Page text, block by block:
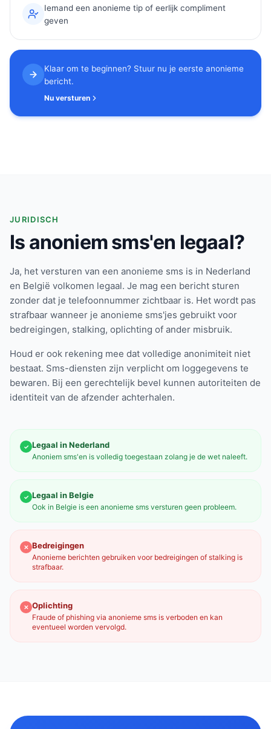
Iemand een anonieme tip of eerlijk compliment
geven
Klaar om te beginnen? Stuur nu je eerste anonieme
bericht.
Nu versturen
JURIDISCH
Is anoniem sms'en legaal?
Ja, het versturen van een anonieme sms is in Nederland
en België volkomen legaal. Je mag een bericht sturen
zonder dat je telefoonnummer zichtbaar is. Het wordt pas
strafbaar wanneer je anonieme sms'jes gebruikt voor
bedreigingen, stalking, oplichting of ander misbruik.
Houd er ook rekening mee dat volledige anonimiteit niet
bestaat. Sms-diensten zijn verplicht om loggegevens te
bewaren. Bij een gerechtelijk bevel kunnen autoriteiten de
identiteit van de afzender achterhalen.
✓ Legaal in Nederland
Anoniem sms'en is volledig toegestaan zolang je de wet naleeft.
✓ Legaal in Belgie
Ook in Belgie is een anonieme sms versturen geen probleem.
✕ Bedreigingen
Anonieme berichten gebruiken voor bedreigingen of stalking is
strafbaar.
✕ Oplichting
Fraude of phishing via anonieme sms is verboden en kan
eventueel worden vervolgd.